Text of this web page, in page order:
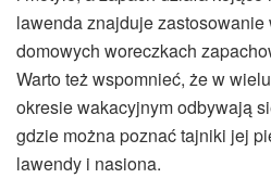
lawenda znajduje zastosowanie
domowych woreczkach
Warto też wspomnieć, że w
okresie wakacyjnym odbywają
gdzie można poznać tajniki jej
lawendy i nasiona.